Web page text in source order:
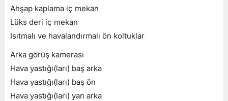
Ahşap kaplama iç mekan
Lüks deri iç mekan
Isıtmalı ve havalandırmalı ön koltuklar
Arka görüş kamerası
Hava yastığı(ları) baş arka
Hava yastığı(ları) baş ön
Hava yastığı(ları) yan arka